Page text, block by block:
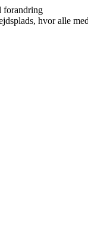
forandring
hvor alle